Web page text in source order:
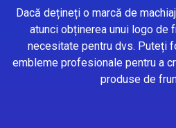
Dacă dețineți o marcă de
atunci obținerea unui logo de
necesitate pentru dvs. Puteți
embleme profesionale pentru a
produse de